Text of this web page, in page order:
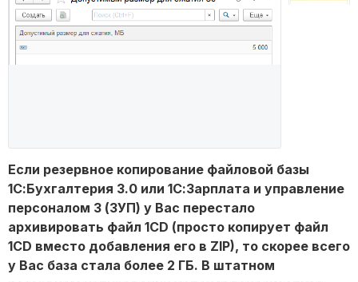
Если резервное копирование файловой базы
1С:Бухгалтерия 3.0 или 1С:Зарплата и управление
персоналом 3 (ЗУП) у Вас перестало
архивировать файл 1CD (просто копирует файл
1CD вместо добавления его в ZIP), то скорее всего
у Вас база стала более 2 ГБ. В штатном